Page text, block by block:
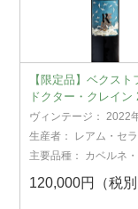
【限定品】ベクスト
ドクター・クレイン
ヴィンテージ：2022
生産者：
レアム・セ
主要品種： カベルネ
120,000円（税別